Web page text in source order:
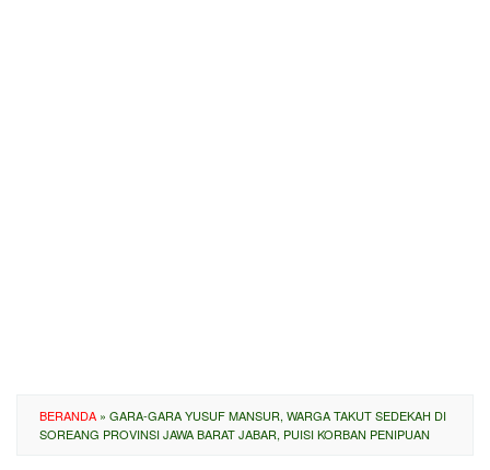
BERANDA » GARA-GARA YUSUF MANSUR, WARGA TAKUT SEDEKAH DI
SOREANG PROVINSI JAWA BARAT JABAR, PUISI KORBAN PENIPUAN